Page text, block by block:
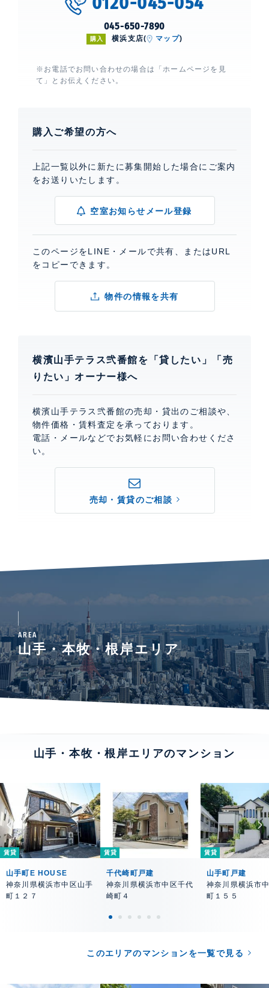
045-650-7890
購入 横浜支店( マップ)
※お電話でお問い合わせの場合は「ホームページを見
て」とお伝えください。
購入ご希望の方へ
上記一覧以外に新たに募集開始した場合にご案内
をお送りいたします。
空室お知らせメール登録
このページをLINE・メールで共有、またはURL
をコピーできます。
物件の情報を共有
横濱山手テラス弐番館を「貸したい」「売
りたい」オーナー様へ
横濱山手テラス弐番館の売却・貸出のご相談や、
物件価格・賃料査定を承っております。
電話・メールなどでお気軽にお問い合わせくださ
い。
売却・賃貸のご相談
AREA
山手・本牧・根岸エリア
山手・本牧・根岸エリアのマンション
賃貸
山手町E HOUSE
神奈川県横浜市中区山手
町１２７
賃貸
千代崎町戸建
神奈川県横浜市中区千代
崎町４
賃貸
山手町戸建
神奈川県横浜市
町１５５
このエリアのマンションを一覧で見る